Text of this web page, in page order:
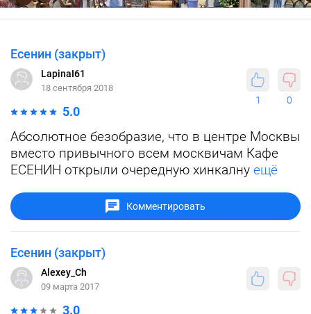
Есенин (закрыт)
1 0
LapinaI61
18 сентября 2018
5.0
Абсолютное безобразие, что в центре Москвы
вместо привычного всем москвичам Кафе
ЕСЕНИН открыли очередную хинкалну ещё
Комментировать
Есенин (закрыт)
Alexey_Ch
09 марта 2017
3.0